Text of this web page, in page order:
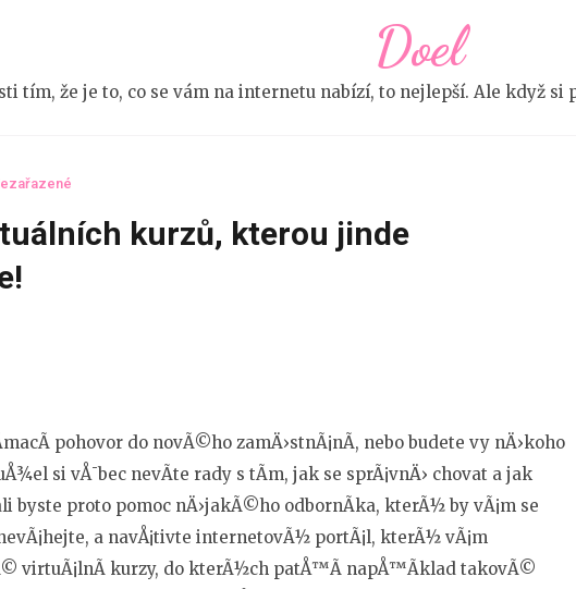
Doel
tím, že je to, co se vám na internetu nabízí, to nejlepší. Ale když
kurzů, kterou jinde
pohovor do novÃ©ho zamÄ›stnÃ¡nÃ­, nebo budete vy nÄ›koho
si vÅ¯bec nevÃ­te rady s tÃ­m, jak se sprÃ¡vnÄ› chovat a jak
byste proto pomoc nÄ›jakÃ©ho odbornÃ­ka, kterÃ½ by vÃ¡m se
a navÅ¡tivte internetovÃ½ portÃ¡l, kterÃ½ vÃ¡m
virtuÃ¡lnÃ­ kurzy, do kterÃ½ch patÅ™Ã­ napÅ™Ã­klad takovÃ©